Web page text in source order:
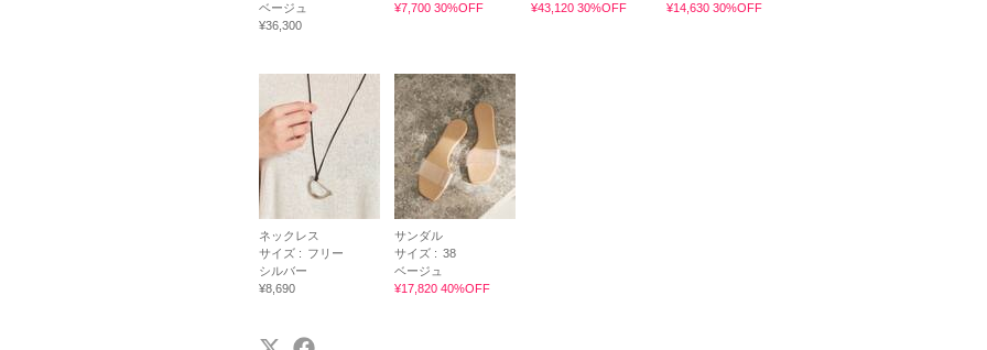
ベージュ
¥36,300
¥7,700 30%OFF
¥43,120 30%OFF
¥14,630 30%OFF
ネックレス
サイズ : フリー
シルバー
¥8,690
サンダル
サイズ : 38
ベージュ
¥17,820 40%OFF